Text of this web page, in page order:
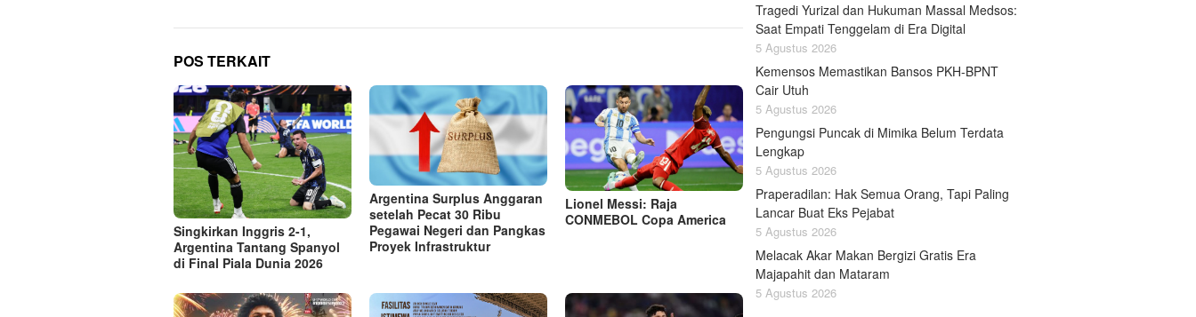
POS TERKAIT
Singkirkan Inggris 2-1,
Argentina Tantang Spanyol
di Final Piala Dunia 2026
Argentina Surplus Anggaran
setelah Pecat 30 Ribu
Pegawai Negeri dan Pangkas
Proyek Infrastruktur
Lionel Messi: Raja
CONMEBOL Copa America
Tragedi Yurizal dan Hukuman Massal Medsos:
Saat Empati Tenggelam di Era Digital
5 Agustus 2026
Kemensos Memastikan Bansos PKH-BPNT
Cair Utuh
5 Agustus 2026
Pengungsi Puncak di Mimika Belum Terdata
Lengkap
5 Agustus 2026
Praperadilan: Hak Semua Orang, Tapi Paling
Lancar Buat Eks Pejabat
5 Agustus 2026
Melacak Akar Makan Bergizi Gratis Era
Majapahit dan Mataram
5 Agustus 2026